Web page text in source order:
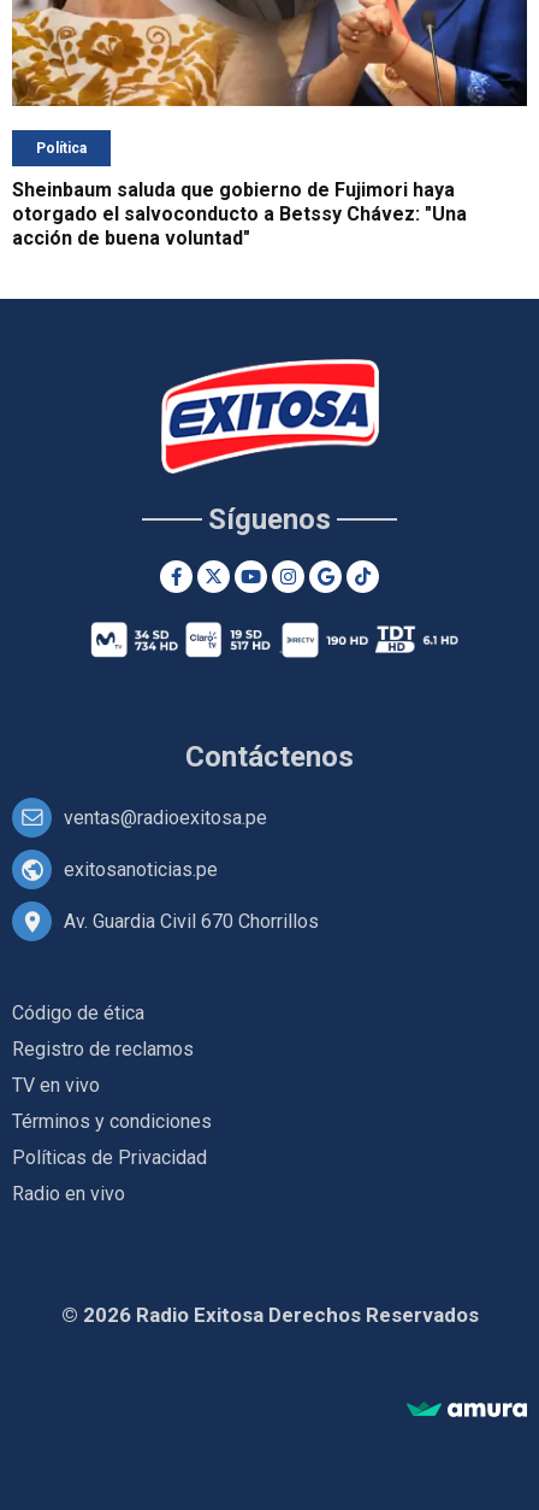
Política
Sheinbaum saluda que gobierno de Fujimori haya
otorgado el salvoconducto a Betssy Chávez: "Una
acción de buena voluntad"
Contáctenos
ventas@radioexitosa.pe
exitosanoticias.pe
Av. Guardia Civil 670 Chorrillos
Síguenos
Código de ética
Registro de reclamos
TV en vivo
Términos y condiciones
Políticas de Privacidad
Radio en vivo
© 2026 Radio Exitosa Derechos Reservados